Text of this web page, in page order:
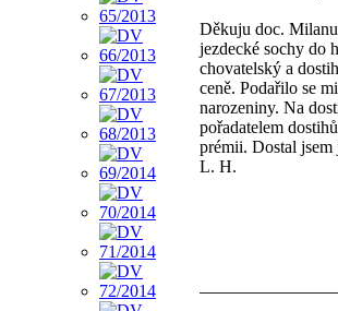
Děkuju doc.
jezdecké sochy do
chovatelský a
ceně. Podařilo se
narozeniny. Na
pořadatelem
prémii. Dostal jsem
L. H.